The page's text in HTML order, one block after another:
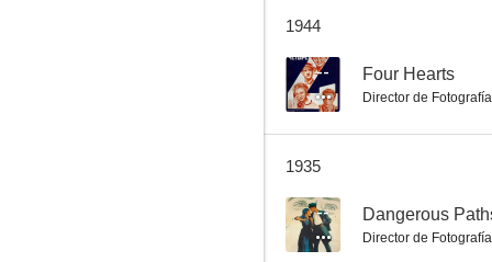
1944
-- Four Hearts
Director de Fotografía
1935
-- Dangerous
Director de Fotografía